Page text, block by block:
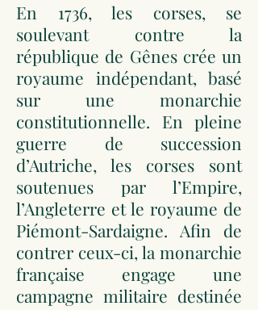
En 1736, les corses, se
soulevant contre la
république de Gênes crée un
royaume indépendant, basé
sur une monarchie
constitutionnelle. En pleine
guerre de succession
d’Autriche, les corses sont
soutenues par l’Empire,
l’Angleterre et le royaume de
Piémont-Sardaigne. Afin de
contrer ceux-ci, la monarchie
française engage une
campagne militaire destinée